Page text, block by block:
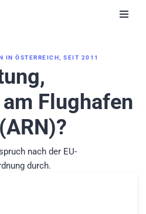
IN ÖSTERREICH, SEIT 2011
Flughafen
nach der EU-
durch.